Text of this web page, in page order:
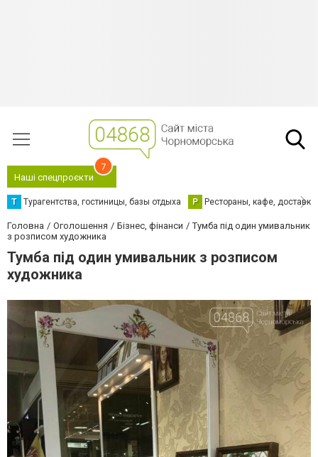
Наші спецпроєкти
7
Т Турагентства, гостиницы, базы отдыха Р Рестораны, кафе,
Головна Оголошення Бізнес, фінанси
Тумба під один умивальник
з розписом художника
Тумба під один умивальник з розписом
художника